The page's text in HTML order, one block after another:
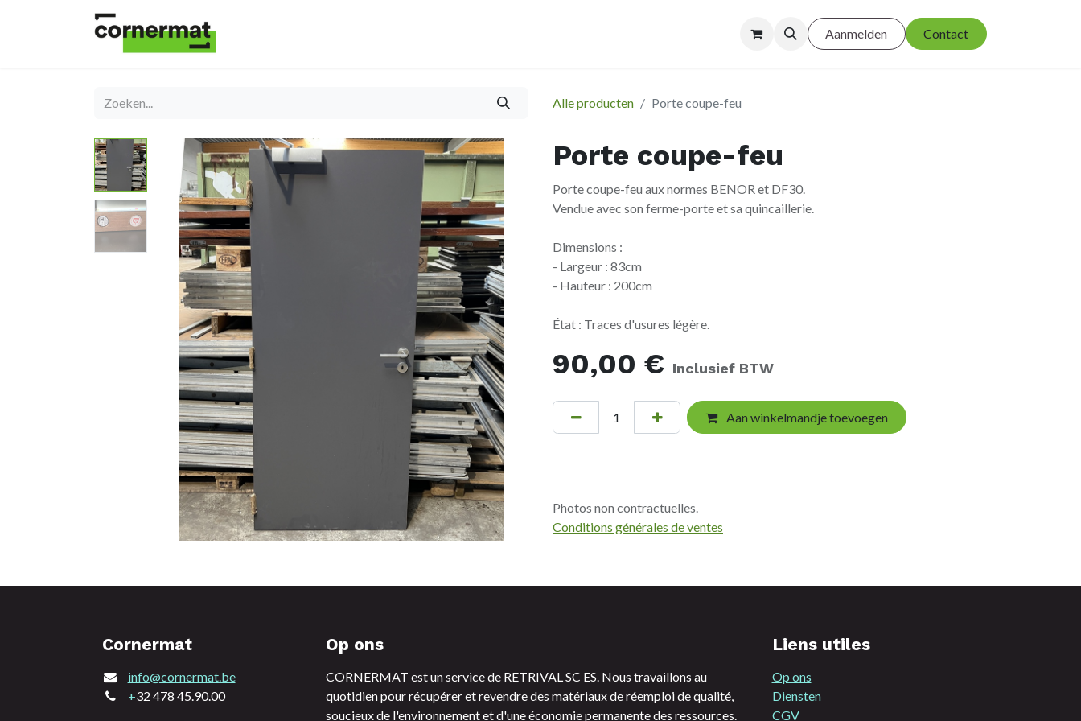
Aanmelden Contact
Alle producten Porte coupe-feu
Porte coupe-feu
Porte coupe-feu aux normes BENOR et DF30.
Vendue avec son ferme-porte et sa quincaillerie.
Dimensions :
- Largeur : 83cm
- Hauteur : 200cm
État : Traces d'usures légère.
90,00 € Inclusief BTW
Aan winkelmandje toevoegen
Photos non contractuelles.
Conditions générales de ventes
Cornermat
info@cornermat.be
+32 478 45.90.00
Op ons
CORNERMAT est un service de RETRIVAL SC ES. Nous travaillons au
quotidien pour récupérer et revendre des matériaux de réemploi de qualité,
soucieux de l'environnement et d'une économie permanente des ressources.
Liens utiles
Op ons
Diensten
CGV